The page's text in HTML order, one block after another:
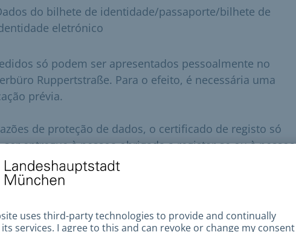
do bilhete de identidade/passaporte/bilhete de
eletrónico
só podem ser apresentados pessoalmente no
Ruppertstraße. Para o efeito, é necessária uma
prévia.
de proteção de dados, o certificado de registo só
ser entregue à pessoa obrigada a registar-se ou à pessoa
O formulário de candidatura deve ser preenchido